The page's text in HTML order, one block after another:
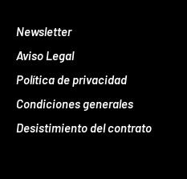
Newsletter
Aviso Legal
Política de privacidad
Condiciones generales
Desistimiento del contrato